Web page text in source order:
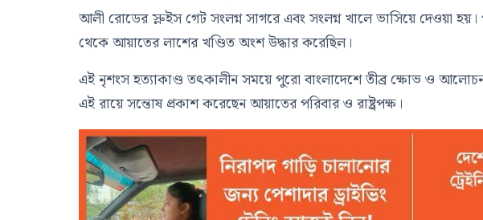
আলী রোডের স্লুইস গেট সংলগ্ন সাগরে এবং সংলগ্ন খালে ভাসিয়ে দেওয়া
থেকে আয়াতের লাশের খণ্ডিত অংশ উদ্ধার করেছিল।
এই নৃশংস হত্যাকাণ্ড তৎকালীন সময়ে পুরো বাংলাদেশে তীব্র ক্ষোভ ও
এই রায়ে সন্তোষ প্রকাশ করেছেন আয়াতের পরিবার ও রাষ্ট্রপক্ষ।